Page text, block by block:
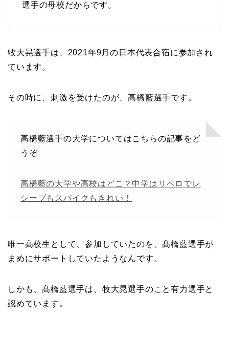
選手の母校だからです。
牧大晃選手は、2021年9月の日本代表合宿に参加され
ています。
その時に、刺激を受けたのが、髙橋藍選手です。
高橋藍選手の大学についてはこちらの記事をど
うぞ
高橋藍の大学や高校はどこ？中学はリベロでレ
シーブもスパイクもきれい！
唯一高校生として、参加していたのを、髙橋藍選手が
まめにサポートしていたようなんです。
しかも、髙橋藍選手は、牧大晃選手のこと有力選手と
認めています。